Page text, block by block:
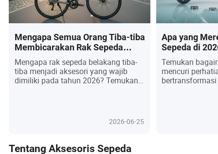
Mengapa Semua Orang Tiba-tiba
Membicarakan Rak Sepeda
Belakang? Kebenaran
Mengejutkan untuk Pembeli
2026!
Mengapa rak sepeda belakang tiba-
tiba menjadi aksesori yang wajib
dimiliki pada tahun 2026? Temukan
memberdayakan pengendara sepeda
untuk membawa segala sesuatu
perlengkapan dengan kemudahan
2026-06-25
Apa yang
Sepeda di
Akan
Ini!
Temukan
mencuri
Tentang Aksesoris Sepeda